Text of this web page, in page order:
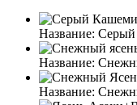
Название:
Название:
Название: